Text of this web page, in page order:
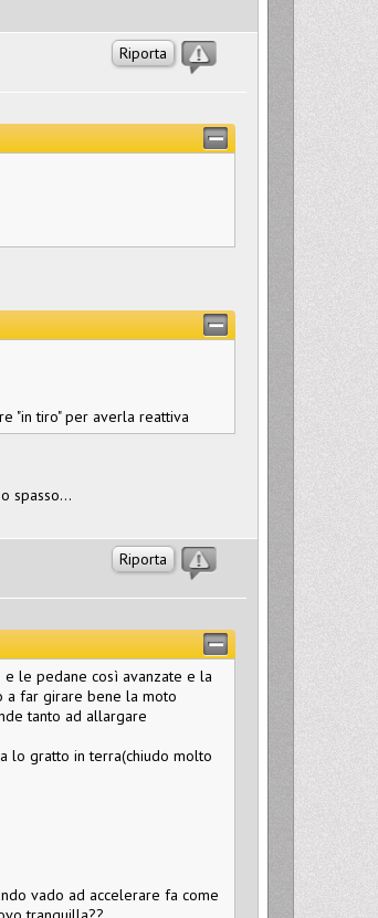
Riporta
"in tiro" per averla reattiva
spasso...
Riporta
le pedane così avanzate e la
a far girare bene la moto
tanto ad allargare
lo gratto in terra(chiudo molto
vado ad accelerare fa come